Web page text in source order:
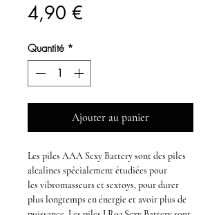
4,90 €
Quantité *
Ajouter au panier
Les piles AAA Sexy Batterysont des piles
alcalines spécialement étudiées pour
les vibromasseurs et sextoys,pour durer
plus longtemps en énergie et avoir plus de